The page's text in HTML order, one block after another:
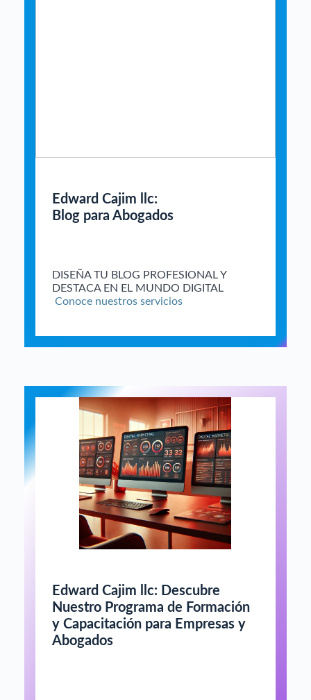
Edward Cajim llc:
Blog para Abogados
DISEÑA TU BLOG PROFESIONAL Y
DESTACA EN EL MUNDO DIGITAL
Conoce nuestros servicios
Edward Cajim llc: Descubre
Nuestro Programa de Formación
y Capacitación para Empresas y
Abogados